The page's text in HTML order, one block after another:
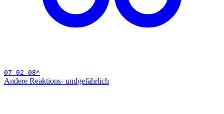
07 02 08*
Andere Reaktions- undgefährlich